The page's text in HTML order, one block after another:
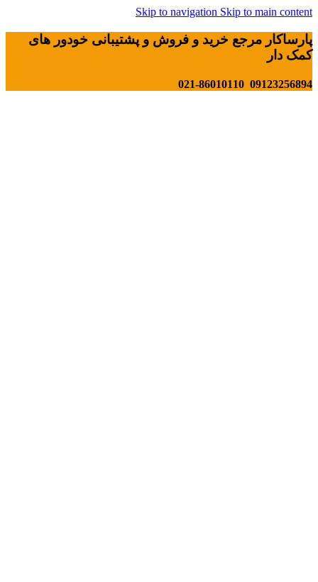
Skip to navigation Skip to main content
پارساکار مرجع خرید و فروش و پشتیبانی خودور های
کمک دار
09123256894 021-86010110